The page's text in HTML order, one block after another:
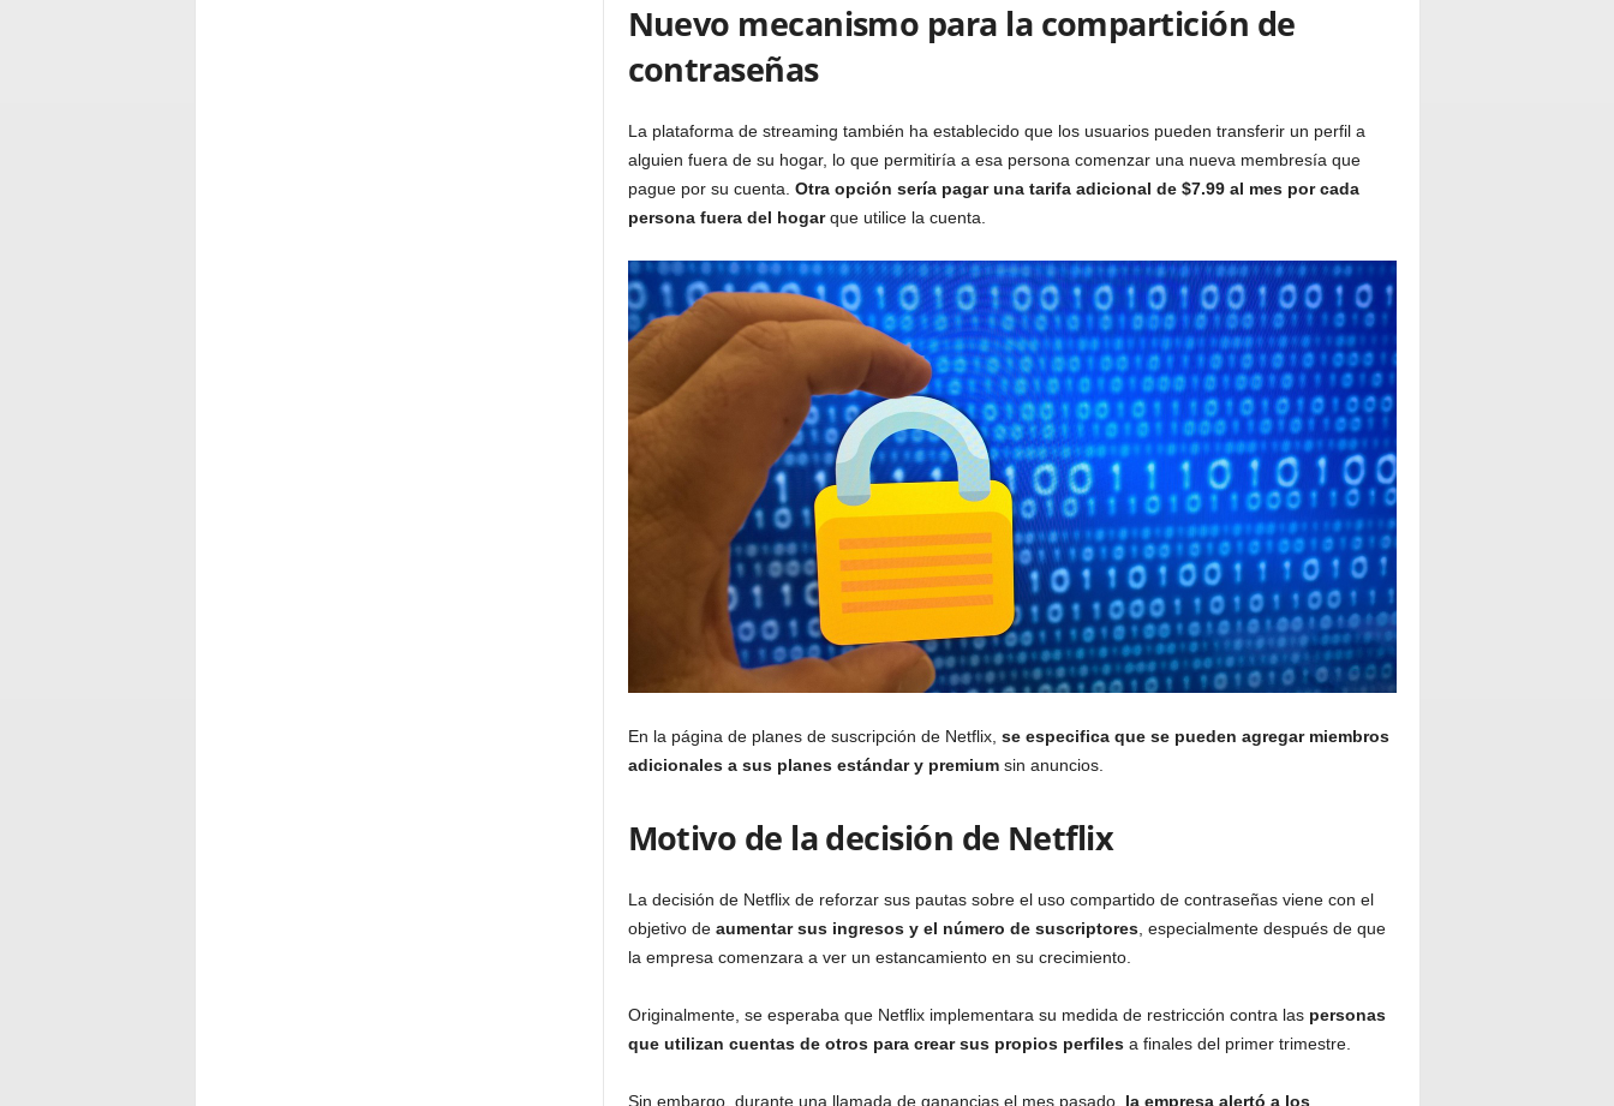
Nuevo mecanismo para la compartición de
contraseñas
La plataforma de streaming también ha establecido que los usuarios pueden transferir un perfil a
alguien fuera de su hogar, lo que permitiría a esa persona comenzar una nueva membresía que
pague por su cuenta. Otra opción sería pagar una tarifa adicional de $7.99 al mes por cada
persona fuera del hogarque utilice la cuenta.
En la página de planes de suscripción de Netflix, se especifica que se pueden agregar miembros
adicionales a sus planes estándar y premiumsin anuncios.
Motivo de la decisión de Netflix
La decisión de Netflix de reforzar sus pautas sobre el uso compartido de contraseñas viene con el
objetivo de aumentar sus ingresos y el número de suscriptores, especialmente después de que
la empresa comenzara a ver un estancamiento en su crecimiento.
Originalmente, se esperaba que Netflix implementara su medida de restricción contra las personas
que utilizan cuentas de otros para crear sus propios perfilesa finales del primer trimestre.
Sin embargo, durante una llamada de ganancias el mes pasado, la empresa alertó a los